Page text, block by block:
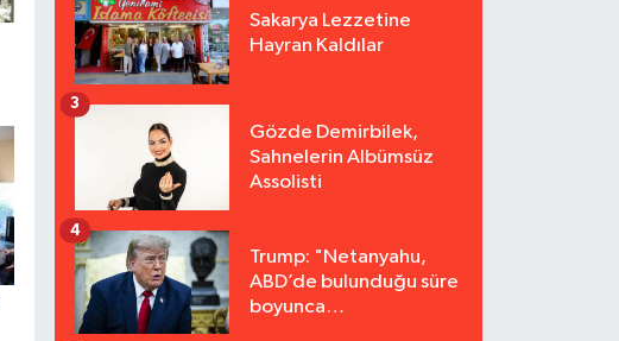
Sakarya Lezzetine
Hayran Kaldılar
Gözde Demirbilek,
Sahnelerin Albümsüz
Assolisti
3
Trump: "Netanyahu,
ABD’de bulunduğu süre
boyunca
4